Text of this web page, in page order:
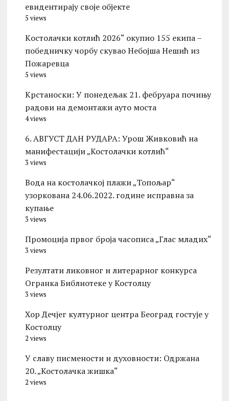
евидентирају своје објекте
5 views
Kостолачки котлић 2026“ окупио 155 екипа –
победничку чорбу скувао Небојша Нешић из
Пожаревца
5 views
Kрстаноски: У понедељак 21. фебруара почињу
радови на демонтажи ауто моста
4 views
6. АВГУСТ ДАН РУДАРА: Урош Живковић на
манифестацији „Костолачки котлић“
3 views
Вода на костолачкој плажи „Топољар“
узоркована 24.06.2022. године исправна за
купање
3 views
Промоција првог броја часописа „Глас младих“
3 views
Резултати ликовног и литерарног конкурса
Огранка Библиотеке у Костолцу
3 views
Хор Дечјег културног центра Београд гостује у
Костолцу
2 views
У славу писмености и духовности: Одржана
20. „Костолачка жишка“
2 views